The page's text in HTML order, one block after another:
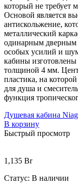
который не требует
Основой является
антискольжение,
металлический
одинарным дверным
особых усилий и
кабины изготовлены
толщиной 4 мм.
пластика, на
для душа и
функция
Душевая кабина
В корзину
Быстрый просмотр
1,135 Br
Статус: В наличии